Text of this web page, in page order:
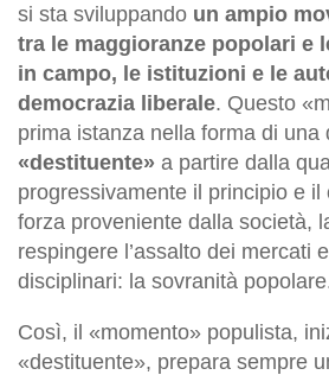
si sta sviluppando un ampio
tra le maggioranze popolari e
in campo, le istituzioni e le
democrazia liberale. Questo
prima istanza nella forma di una
«destituente» a partire dalla
progressivamente il principio e il
forza proveniente dalla società,
respingere l’assalto dei mercati
disciplinari: la sovranità
Così, il «momento» populista,
«destituente», prepara sempre